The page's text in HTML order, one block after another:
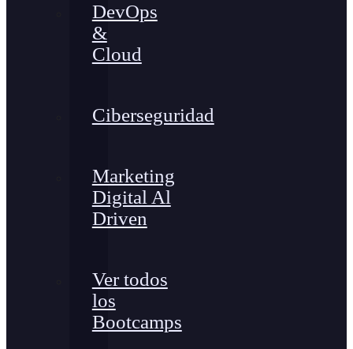
DevOps
&
Cloud
Ciberseguridad
Marketing
Digital Al
Driven
Ver todos
los
Bootcamps